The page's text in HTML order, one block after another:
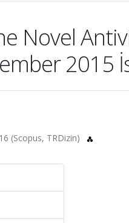
Novel
2015
(Scopus, TRDizin)